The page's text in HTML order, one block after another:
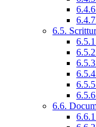
6.5.
6.6.